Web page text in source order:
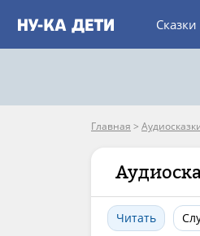
Сказки
Главная >
Читать